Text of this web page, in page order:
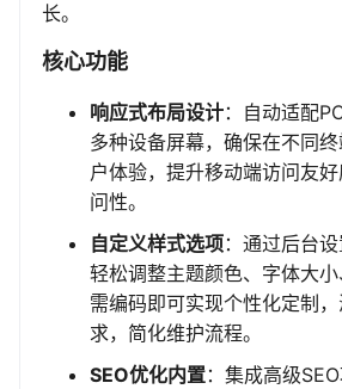
长。
核心功能
响应式布局设计：自动适配
多种设备屏幕，确保在不同
户体验，提升移动端访问友
问性。
自定义样式选项：通过后台
轻松调整主题颜色、字体大
需编码即可实现个性化定制
求，简化维护流程。
SEO优化内置：集成高级